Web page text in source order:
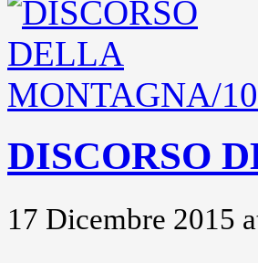
DISCORSO
17 Dicembre 2015